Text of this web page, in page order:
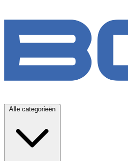
Alle categorieën